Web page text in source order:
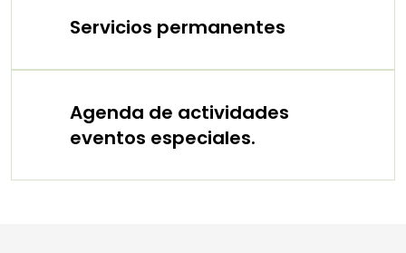
Servicios permanentes
Agenda de actividades
eventos especiales.